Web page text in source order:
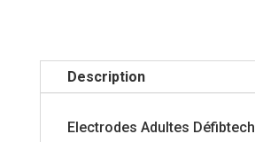
Description
Electrodes Adultes Défibtech